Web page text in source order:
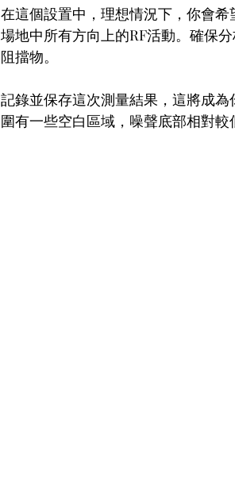
在這個設置中，理想情況下，你會
場地中所有方向上的RF活動。確保
阻擋物。
記錄並保存這次測量結果，這將成
圍有一些空白區域，噪聲底部相對較